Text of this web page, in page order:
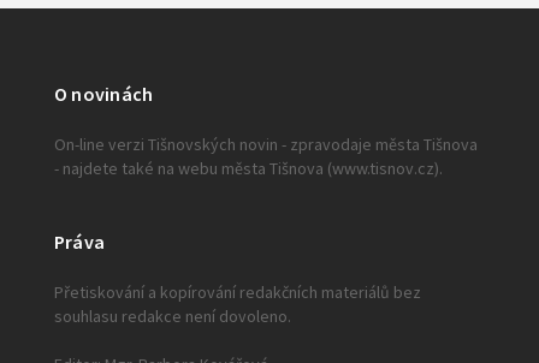
O novinách
On-line verzi Tišnovských novin - zpravodaje města Tišnova
- najdete také na webu města Tišnova (www.tisnov.cz).
Práva
Přetiskování a kopírování redakčních materiálů bez
souhlasu redakce není dovoleno.